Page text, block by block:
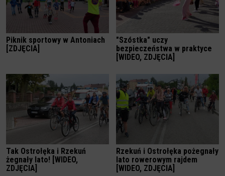
Piknik sportowy w Antoniach
[ZDJĘCIA]
"Szóstka" uczy
bezpieczeństwa w praktyce
[WIDEO, ZDJĘCIA]
Tak Ostrołęka i Rzekuń
żegnały lato! [WIDEO,
ZDJĘCIA]
Rzekuń i Ostrołęka pożegnały
lato rowerowym rajdem
[WIDEO, ZDJĘCIA]